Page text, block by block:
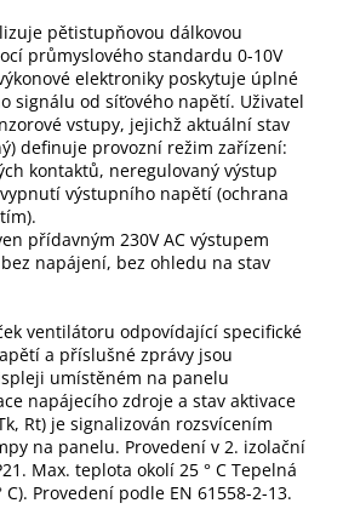
pětistupňovou dálkovou
průmyslového standardu 0-10V
elektroniky poskytuje úplné
signálu od síťového napětí. Uživatel
vstupy, jejichž aktuální stav
definuje provozní režim zařízení:
kontaktů, neregulovaný výstup
vypnutí výstupního napětí (ochrana
přídavným 230V AC výstupem
napájení, bez ohledu na stav
ventilátoru odpovídající specifické
a příslušné zprávy jsou
umístěném na panelu
napájecího zdroje a stav aktivace
Rt) je signalizován rozsvícením
na panelu. Provedení v 2. izolační
Max. teplota okolí 25 ° C Tepelná
Provedení podle EN 61558-2-13.